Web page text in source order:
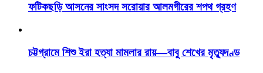
ফটিকছড়ি আসনের সাংসদ সরোয়ার আলমগীরের শপথ গ্রহণ
চট্টগ্রামে শিশু ইরা হত্যা মামলার রায়—বাবু শেখের মৃত্যুদণ্ড